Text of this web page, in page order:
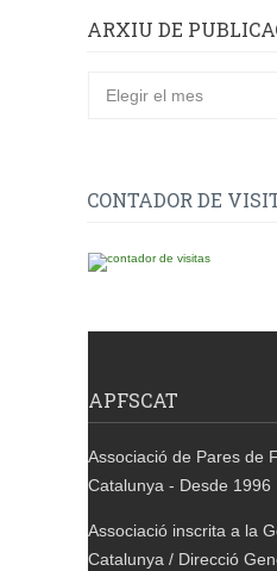
ARXIU DE
CONTADOR DE
APFSCAT
Associació de Pares de
Catalunya - Desde 1996
Associació inscrita a la
Catalunya / Direcció